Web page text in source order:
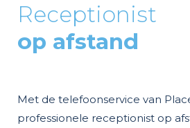
Receptionist
op afstand
Met de telefoonservice van
professionele receptionist op